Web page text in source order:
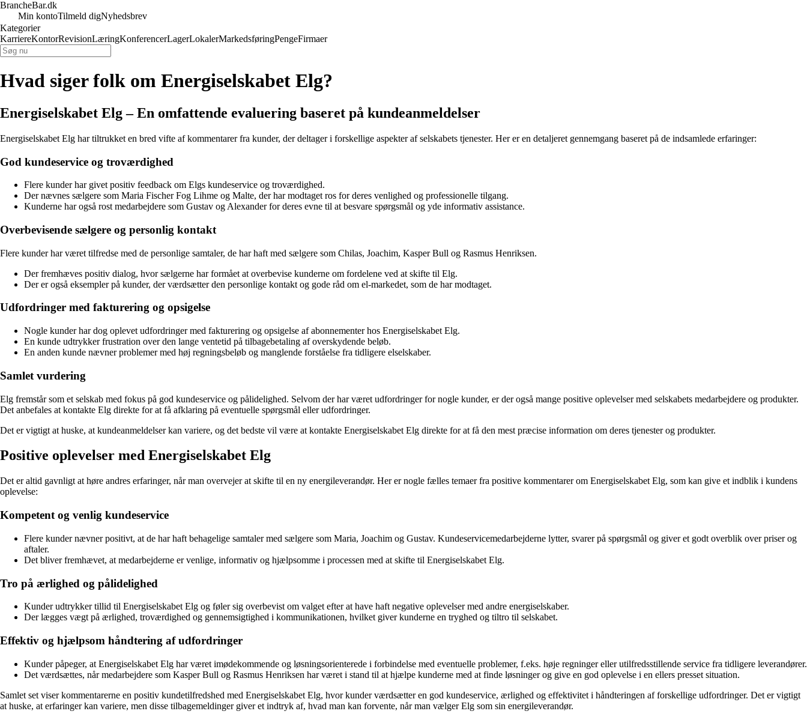
BrancheBar.dk
Min kontoTilmeld digNyhedsbrev
Kategorier
KarriereKontorRevisionLæringKonferencerLagerLokalerMarkedsføringPengeFirmaer
Hvad siger folk om Energiselskabet Elg?
Energiselskabet Elg – En omfattende evaluering baseret på kundeanmeldelser
Energiselskabet Elg har tiltrukket en bred vifte af kommentarer fra kunder, der deltager i forskellige aspekter af selskabets tjenester. Her er en detaljeret gennemgang baseret på de indsamlede erfaringer:
God kundeservice og troværdighed
Flere kunder har givet positiv feedback om Elgs kundeservice og troværdighed.
Der nævnes sælgere som Maria Fischer Fog Lihme og Malte, der har modtaget ros for deres venlighed og professionelle tilgang.
Kunderne har også rost medarbejdere som Gustav og Alexander for deres evne til at besvare spørgsmål og yde informativ assistance.
Overbevisende sælgere og personlig kontakt
Flere kunder har været tilfredse med de personlige samtaler, de har haft med sælgere som Chilas, Joachim, Kasper Bull og Rasmus Henriksen.
Der fremhæves positiv dialog, hvor sælgerne har formået at overbevise kunderne om fordelene ved at skifte til Elg.
Der er også eksempler på kunder, der værdsætter den personlige kontakt og gode råd om el-markedet, som de har modtaget.
Udfordringer med fakturering og opsigelse
Nogle kunder har dog oplevet udfordringer med fakturering og opsigelse af abonnementer hos Energiselskabet Elg.
En kunde udtrykker frustration over den lange ventetid på tilbagebetaling af overskydende beløb.
En anden kunde nævner problemer med høj regningsbeløb og manglende forståelse fra tidligere elselskaber.
Samlet vurdering
Elg fremstår som et selskab med fokus på god kundeservice og pålidelighed. Selvom der har været udfordringer for nogle kunder, er der også mange positive oplevelser med selskabets medarbejdere og produkter.
Det anbefales at kontakte Elg direkte for at få afklaring på eventuelle spørgsmål eller udfordringer.
Det er vigtigt at huske, at kundeanmeldelser kan variere, og det bedste vil være at kontakte Energiselskabet Elg direkte for at få den mest præcise information om deres tjenester og produkter.
Positive oplevelser med Energiselskabet Elg
Det er altid gavnligt at høre andres erfaringer, når man overvejer at skifte til en ny energileverandør. Her er nogle fælles temaer fra positive kommentarer om Energiselskabet Elg, som kan give et indblik i kundens
oplevelse:
Kompetent og venlig kundeservice
Flere kunder nævner positivt, at de har haft behagelige samtaler med sælgere som Maria, Joachim og Gustav. Kundeservicemedarbejderne lytter, svarer på spørgsmål og giver et godt overblik over priser og
aftaler.
Det bliver fremhævet, at medarbejderne er venlige, informativ og hjælpsomme i processen med at skifte til Energiselskabet Elg.
Tro på ærlighed og pålidelighed
Kunder udtrykker tillid til Energiselskabet Elg og føler sig overbevist om valget efter at have haft negative oplevelser med andre energiselskaber.
Der lægges vægt på ærlighed, troværdighed og gennemsigtighed i kommunikationen, hvilket giver kunderne en tryghed og tiltro til selskabet.
Effektiv og hjælpsom håndtering af udfordringer
Kunder påpeger, at Energiselskabet Elg har været imødekommende og løsningsorienterede i forbindelse med eventuelle problemer, f.eks. høje regninger eller utilfredsstillende service fra tidligere leverandører.
Det værdsættes, når medarbejdere som Kasper Bull og Rasmus Henriksen har været i stand til at hjælpe kunderne med at finde løsninger og give en god oplevelse i en ellers presset situation.
Samlet set viser kommentarerne en positiv kundetilfredshed med Energiselskabet Elg, hvor kunder værdsætter en god kundeservice, ærlighed og effektivitet i håndteringen af forskellige udfordringer. Det er vigtigt
at huske, at erfaringer kan variere, men disse tilbagemeldinger giver et indtryk af, hvad man kan forvente, når man vælger Elg som sin energileverandør.